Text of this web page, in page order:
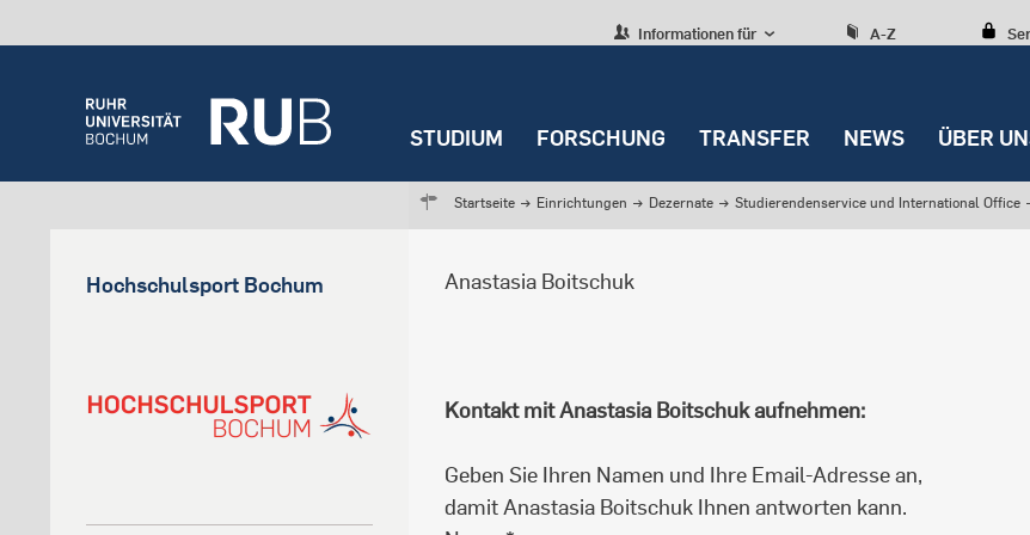
Informationen für A-Z
STUDIUM FORSCHUNG TRANSFER NEWS ÜBER
Startseite → Einrichtungen → Dezernate → Studierendenservice und International Office
Hochschulsport Bochum Anastasia Boitschuk
Kontakt mit Anastasia Boitschuk aufnehmen:
Geben Sie Ihren Namen und Ihre Email-Adresse an,
damit Anastasia Boitschuk Ihnen antworten kann.